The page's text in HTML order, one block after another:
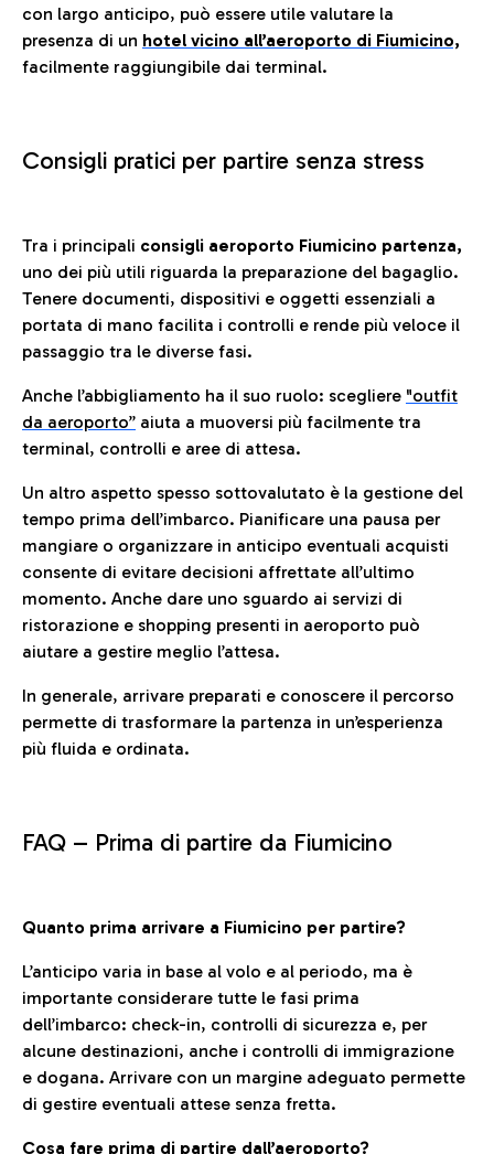
con largo anticipo, può essere utile valutare la
presenza di un hotel vicino all’aeroporto di Fiumicino,
facilmente raggiungibile dai terminal.
Consigli pratici per partire senza stress
Tra i principali consigli aeroporto Fiumicino partenza,
uno dei più utili riguarda la preparazione del bagaglio.
Tenere documenti, dispositivi e oggetti essenziali a
portata di mano facilita i controlli e rende più veloce il
passaggio tra le diverse fasi.
Anche l’abbigliamento ha il suo ruolo: scegliere "outfit
da aeroporto” aiuta a muoversi più facilmente tra
terminal, controlli e aree di attesa.
Un altro aspetto spesso sottovalutato è la gestione del
tempo prima dell’imbarco. Pianificare una pausa per
mangiare o organizzare in anticipo eventuali acquisti
consente di evitare decisioni affrettate all’ultimo
momento. Anche dare uno sguardo ai servizi di
ristorazione e shopping presenti in aeroporto può
aiutare a gestire meglio l’attesa.
In generale, arrivare preparati e conoscere il percorso
permette di trasformare la partenza in un’esperienza
più fluida e ordinata.
FAQ – Prima di partire da Fiumicino
Quanto prima arrivare a Fiumicino per partire?
L’anticipo varia in base al volo e al periodo, ma è
importante considerare tutte le fasi prima
dell’imbarco: check-in, controlli di sicurezza e, per
alcune destinazioni, anche i controlli di immigrazione
e dogana. Arrivare con un margine adeguato permette
di gestire eventuali attese senza fretta.
Cosa fare prima di partire dall’aeroporto?